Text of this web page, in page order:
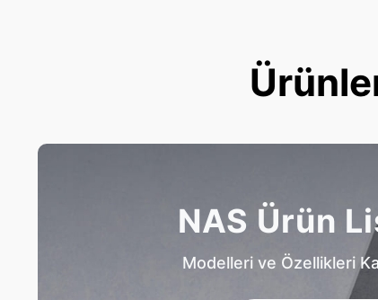
NAS Ürün
Modelleri ve Özellikleri